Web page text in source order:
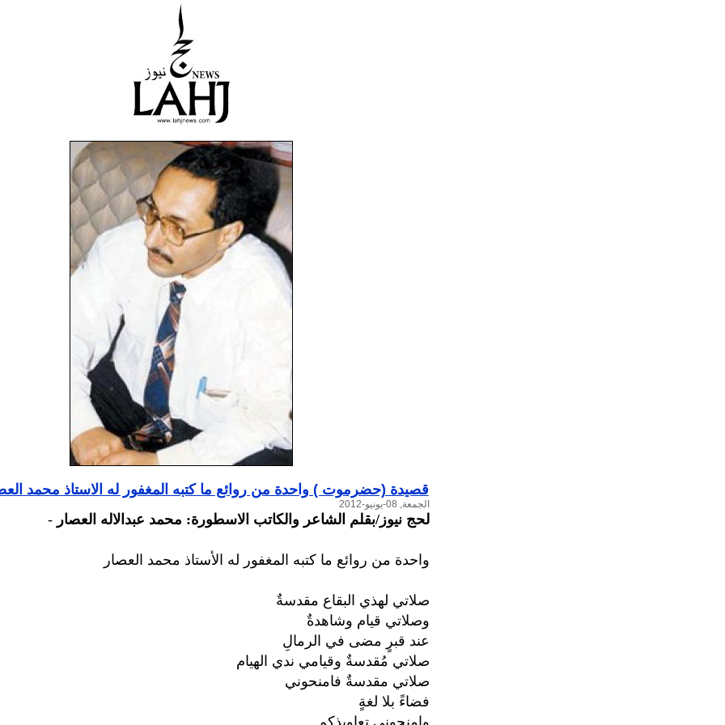
قصيدة (حضرموت ) واحدة من روائع ما كتبه المغفور له الاستاذ محمد
الجمعة, 08-يونيو-2012
لحج نيوز/بقلم الشاعر والكاتب الاسطورة: محمد عبدالاله العصار -
واحدة من روائع ما كتبه المغفور له الأستاذ محمد العصار
صلاتي لهذي البقاع مقدسةٌ
وصلاتي قيام وشاهدةٌ
عند قبرٍ مضى في الرمالِ
صلاتي مُقدسةٌ وقيامي ندي الهيام
صلاتي مقدسةٌ فامنحوني
فضاءً بلا لغةٍ
وامنحوني تعاويذكم